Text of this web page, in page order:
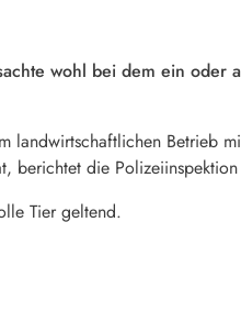
wohl bei dem ein oder
landwirtschaftlichen Betrieb
berichtet die
Tier geltend.